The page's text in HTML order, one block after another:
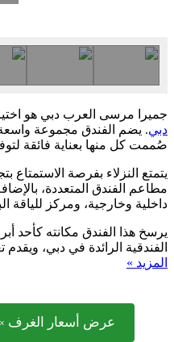
جميرا مرسى العرب دبي هو
دبي. يضم الفندق مجموعة واسعة
صُممت كل منها بعناية فائقة
يتمتع النزلاء بفرصة
مطاعم الفندق المتعددة،
داخلية وخارجية، ومركز للياقة
يرسخ هذا الفندق مكانته كأحد
الفندقية الرائدة في دبي، ويقدم
المزيد »
عرض أسعار الغرف